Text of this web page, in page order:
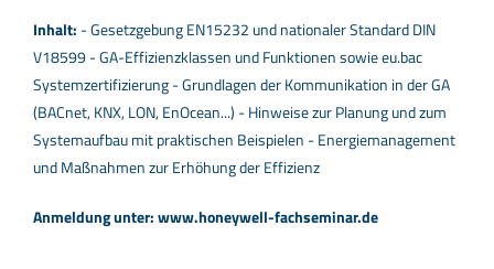
Inhalt: - Gesetzgebung EN15232 und nationaler Standard DIN
V18599 - GA-Effizienzklassen und Funktionen sowie eu.bac
Systemzertifizierung - Grundlagen der Kommunikation in der GA
(BACnet, KNX, LON, EnOcean...) - Hinweise zur Planung und zum
Systemaufbau mit praktischen Beispielen - Energiemanagement
und Maßnahmen zur Erhöhung der Effizienz
Anmeldung unter: www.honeywell-fachseminar.de